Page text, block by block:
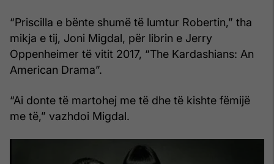
“Priscilla e bënte shumë të lumtur Robertin,” tha
mikja e tij, Joni Migdal, për librin e Jerry
Oppenheimer të vitit 2017, “The Kardashians: An
American Drama”.
“Ai donte të martohej me të dhe të kishte fëmijë
me të,” vazhdoi Migdal.